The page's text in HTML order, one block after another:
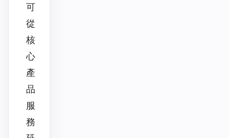
可
從
核
心
產
品
服
務